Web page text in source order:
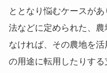
ととなり悩むケースが
法などに定められた、
なければ、その農地を
の用途に転用したりす